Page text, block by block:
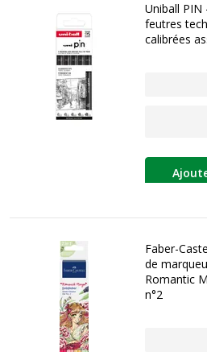
Uniball PIN
feutres
calibrées
Faber-
de
Romantic
n°2